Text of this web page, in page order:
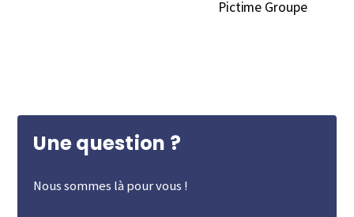
Pictime Groupe
Une question ?
Nous sommes là pour vous !